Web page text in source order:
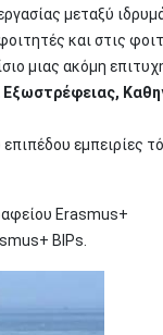
μεταξύ
και στις
μιας ακόμη
εμπειρίες
Erasmus+
BIPs.